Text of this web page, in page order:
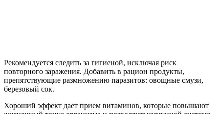
Рекомендуется следить за гигиеной, исключая риск
повторного заражения. Добавить в рацион продукты,
препятствующие размножению паразитов: овощные смузи,
березовый сок.
Хороший эффект дает прием витаминов, которые повышают